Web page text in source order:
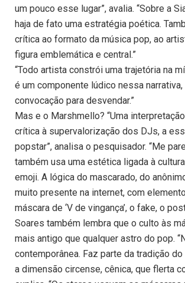
um pouco esse lugar”, avalia. “Sobre a
haja de fato uma estratégia poética.
crítica ao formato da música pop, ao
figura emblemática e central.”
“Todo artista constrói uma trajetória na
é um componente lúdico nessa narrativa,
convocação para desvendar.”
Mas e o Marshmello? “Uma
crítica à supervalorização dos DJs, a
popstar”, analisa o pesquisador. “Me
também usa uma estética ligada à
emoji. A lógica do mascarado, do
muito presente na internet, com
máscara de ‘V de vingança’, o fake, o
Soares também lembra que o culto às
mais antigo que qualquer astro do pop.
contemporânea. Faz parte da tradição
a dimensão circense, cênica, que flerta